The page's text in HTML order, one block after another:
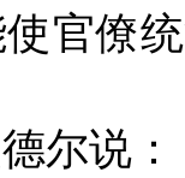
官僚
尔说：